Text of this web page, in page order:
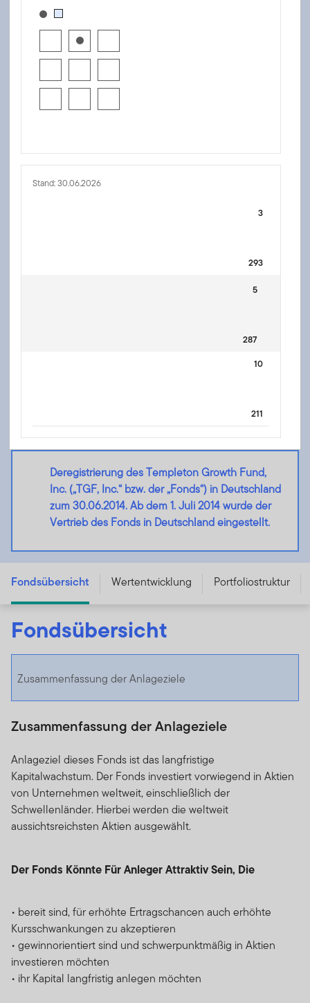
[products.morningstar-stylebox-title-sr-equity]
Stand: 30.06.2026
3
293
5
287
10
211
Deregistrierung des Templeton Growth Fund,
Inc. („TGF, Inc.“ bzw. der „Fonds“) in Deutschland
zum 30.06.2014. Ab dem 1. Juli 2014 wurde der
Vertrieb des Fonds in Deutschland eingestellt.
Templeton Growth Fund, Inc. - Class A
Fondsübersicht Wertentwicklung Portfoliostruktur
Fondsübersicht
Zusammenfassung der Anlageziele
Zusammenfassung der Anlageziele
Anlageziel dieses Fonds ist das langfristige
Kapitalwachstum. Der Fonds investiert vorwiegend in Aktien
von Unternehmen weltweit, einschließlich der
Schwellenländer. Hierbei werden die weltweit
aussichtsreichsten Aktien ausgewählt.
Der Fonds Könnte Für Anleger Attraktiv Sein, Die
• bereit sind, für erhöhte Ertragschancen auch erhöhte
Kursschwankungen zu akzeptieren
• gewinnorientiert sind und schwerpunktmäßig in Aktien
investieren möchten
• ihr Kapital langfristig anlegen möchten